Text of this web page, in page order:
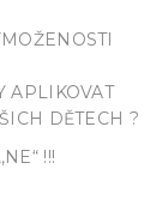
APLIKOVAT
DĚTECH ?
!!!